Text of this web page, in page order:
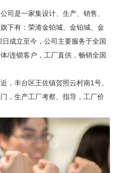
司是一家集设计、生产、销售、
下有：荣港金铂城、金铂城、金
成立至今，公司主要服务于全国
/连锁客户，工厂直供，畅销全国
，丰台区王佐镇贺照云村南1号。
，生产工厂考察、指导，工厂价
样本下载
营销网络